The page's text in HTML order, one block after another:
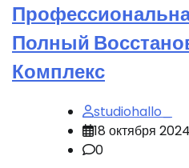
Полный
Комплекс
studiohallo_
18 октября 2024
0